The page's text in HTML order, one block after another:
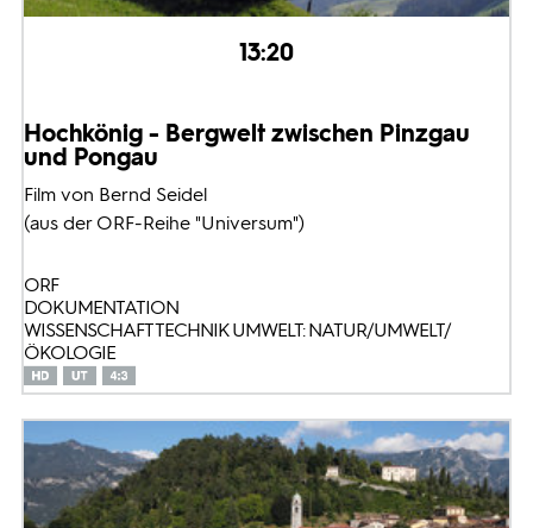
13:20
Hochkönig - Bergwelt zwischen Pinzgau
und Pongau
Film von Bernd Seidel
(aus der ORF-Reihe "Universum")
ORF
DOKUMENTATION
WISSENSCHAFT TECHNIK UMWELT: NATUR/UMWELT/
ÖKOLOGIE